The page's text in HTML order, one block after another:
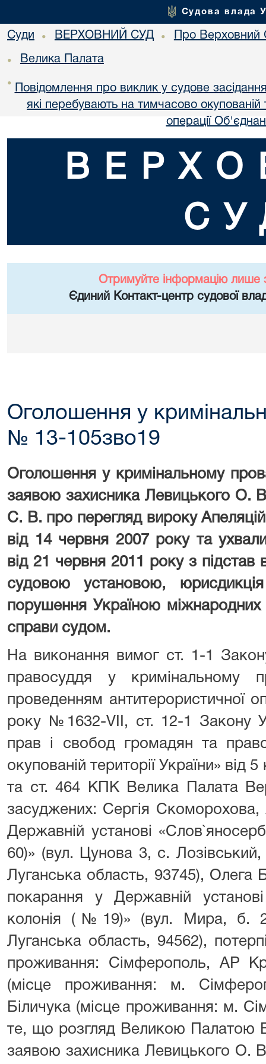
Судова влада
Суди • ВЕРХОВНИЙ СУД • Про Верховний
• Велика Палата
•
Повідомлення про виклик у судове
які перебувають на тимчасово окупованій
операції
Отримуйте інформацію лише
Єдиний Контакт-центр судової
Оголошення у
№ 13-105зво19
Оголошення у кримінальному
заявою захисника Левицького О.
С. В. про перегляд вироку
від 14 червня 2007 року та
від 21 червня 2011 року з
судовою установою,
порушення Україною міжнародних
справи судом.
На виконання вимог ст. 1-1
правосуддя у кримінальному
проведенням антитерористичної
року №1632-VII, ст. 12-1 Закону
прав і свобод громадян та
окупованій території України» від
та ст. 464 КПК Велика Палата
засуджених: Сергія Скоморохова,
Державній установі
60)» (вул. Цунова 3, с.
Луганська область, 93745), Олега
покарання у Державній
колонія (№19)» (вул. Мира, б.
Луганська область, 94562),
проживання: Сімферополь, АР
(місце проживання: м.
Біличука (місце проживання: м.
те, що розгляд Великою Палатою
заявою захисника Левицького О.